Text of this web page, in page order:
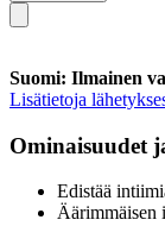
Suomi: Ilmainen
Lisätietoja
Ominaisuudet
Edistää
Äärimmäisen